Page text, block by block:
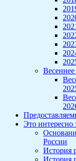
Это интересно
России
История
История